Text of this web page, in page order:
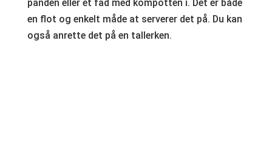
panden eller et fad med kompotten i. Det er både
en flot og enkelt måde at serverer det på. Du kan
også anrette det på en tallerken.